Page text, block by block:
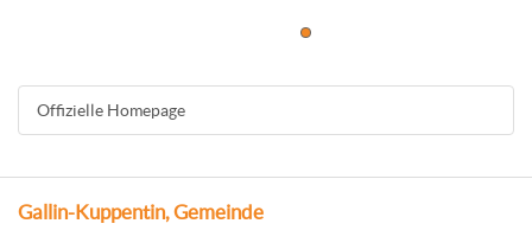
Offizielle Homepage
Gallin-Kuppentin, Gemeinde